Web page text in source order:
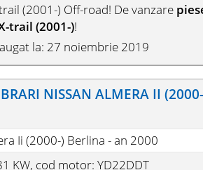
(2001-) Off-road! De vanzare
trail (2001-)!
la: 27 noiembrie 2019
NISSAN ALMERA II
Ii (2000-) Berlina - an 2000
KW, cod motor: YD22DDT